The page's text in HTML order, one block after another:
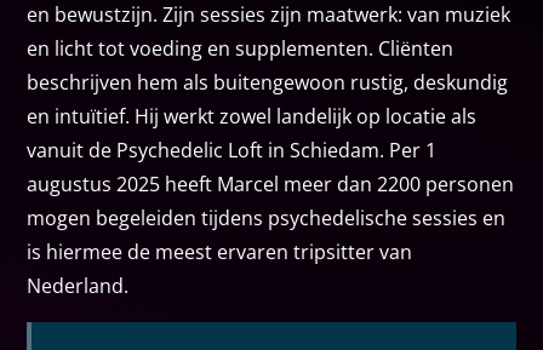
en bewustzijn. Zijn sessies zijn maatwerk: van muziek
en licht tot voeding en supplementen. Cliënten
beschrijven hem als buitengewoon rustig, deskundig
en intuïtief. Hij werkt zowel landelijk op locatie als
vanuit de Psychedelic Loft in Schiedam. Per 1
augustus 2025 heeft Marcel meer dan 2200 personen
mogen begeleiden tijdens psychedelische sessies en
is hiermee de meest ervaren tripsitter van
Nederland.